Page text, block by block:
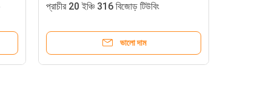
প্রাচীর 20 ইঞ্চি 316 বিজোড় টিউবিং
ভালো দাম